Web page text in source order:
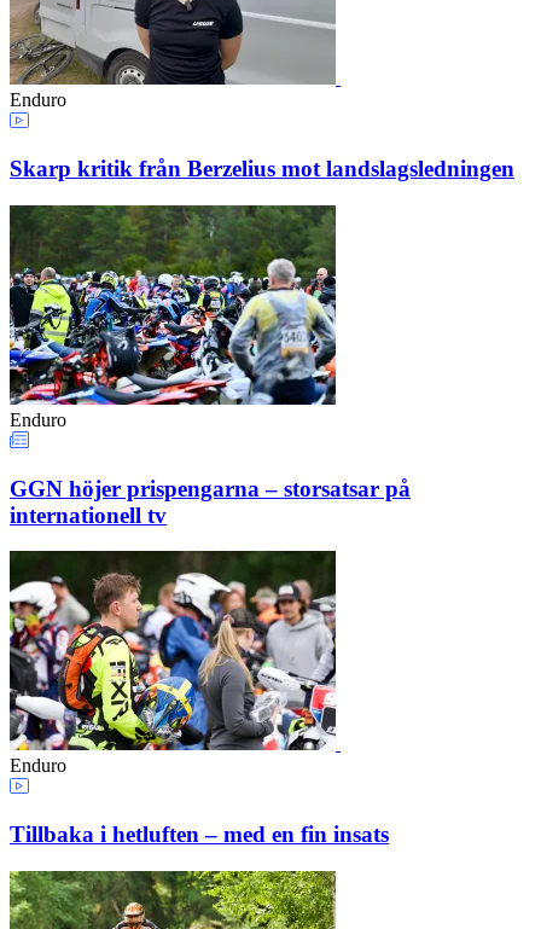
Enduro
Skarp kritik från Berzelius mot landslagsledningen
Enduro
GGN höjer prispengarna – storsatsar på
internationell tv
Enduro
Tillbaka i hetluften – med en fin insats